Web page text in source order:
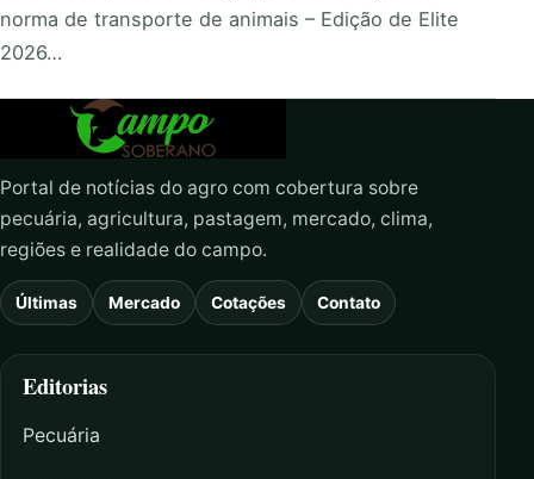
norma de transporte de animais – Edição de Elite
2026…
Portal de notícias do agro com cobertura sobre
pecuária, agricultura, pastagem, mercado, clima,
regiões e realidade do campo.
Últimas Mercado Cotações Contato
Editorias
Pecuária